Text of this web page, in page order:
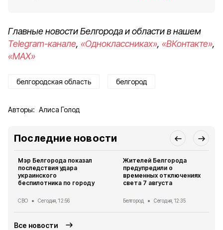
Главные новости Белгорода и области в нашем
Telegram-канале, «Одноклассниках», «ВКонтакте»,
«MAX»
белгородская область белгород
Авторы: Алиса Голод
Последние новости
Мэр Белгорода показал
последствия удара
украинского
беспилотника по городу
СВО Сегодня, 12:56
Жителей Белгорода
предупредили о
временных отключениях
света 7 августа
Белгород Сегодня, 12:35
Все новости